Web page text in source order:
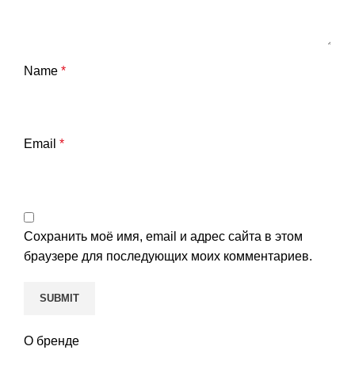
Name *
Email *
Сохранить моё имя, email и адрес сайта в этом
браузере для последующих моих комментариев.
О бренде